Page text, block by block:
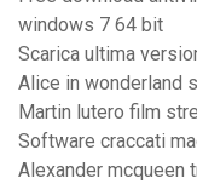
windows 7 64 bit
Scarica ultima
Alice in wonderland
Martin lutero film
Software craccati
Alexander mcqueen